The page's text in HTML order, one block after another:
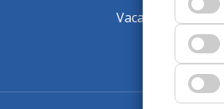
Vacatures